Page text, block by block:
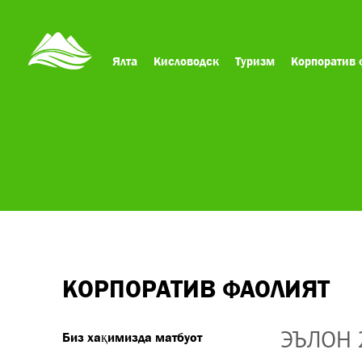
Ялта Кисловодск Туризм Корпоратив
КОРПОРАТИВ ФАОЛИЯТ
Биз хақимизда матбуот ЭЪЛОН